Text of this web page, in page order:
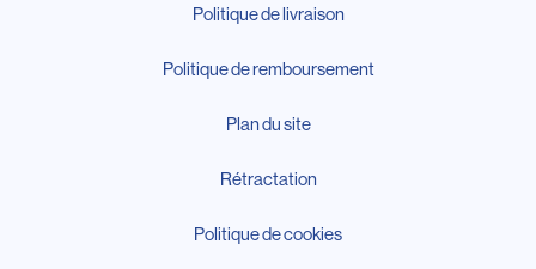
Politique de livraison
Politique de remboursement
Plan du site
Rétractation
Politique de cookies